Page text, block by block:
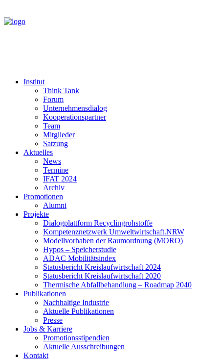
Institut
Think Tank
Forum
Unternehmensdialog
Kooperationspartner
Team
Mitglieder
Satzung
Aktuelles
News
Termine
IFAT 2024
Archiv
Promotionen
Alumni
Projekte
Dialogplattform Recyclingrohstoffe
Kompetenznetzwerk Umweltwirtschaft.NRW
Modellvorhaben der Raumordnung (MORO)
Hypos – Speicherstudie
ADAC Mobilitätsindex
Statusbericht Kreislaufwirtschaft 2024
Statusbericht Kreislaufwirtschaft 2020
Thermische Abfallbehandlung – Roadmap 2040
Publikationen
Nachhaltige Industrie
Aktuelle Publikationen
Presse
Jobs & Karriere
Promotionsstipendien
Aktuelle Ausschreibungen
Kontakt